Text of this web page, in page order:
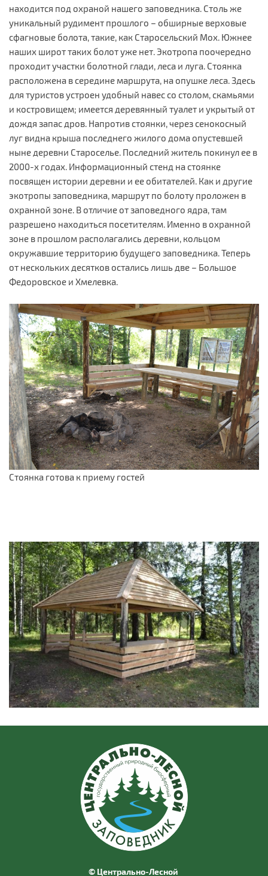
находится под охраной нашего заповедника. Столь же
уникальный рудимент прошлого – обширные верховые
сфагновые болота, такие, как Старосельский Мох. Южнее
наших широт таких болот уже нет. Экотропа поочередно
проходит участки болотной глади, леса и луга. Стоянка
расположена в середине маршрута, на опушке леса. Здесь
для туристов устроен удобный навес со столом, скамьями
и костровищем; имеется деревянный туалет и укрытый от
дождя запас дров. Напротив стоянки, через сенокосный
луг видна крыша последнего жилого дома опустевшей
ныне деревни Староселье. Последний житель покинул ее в
2000-х годах. Информационный стенд на стоянке
посвящен истории деревни и ее обитателей. Как и другие
экотропы заповедника, маршрут по болоту проложен в
охранной зоне. В отличие от заповедного ядра, там
разрешено находиться посетителям. Именно в охранной
зоне в прошлом располагались деревни, кольцом
окружавшие территорию будущего заповедника. Теперь
от нескольких десятков остались лишь две – Большое
Федоровское и Хмелевка.
Стоянка готова к приему гостей
© Центрально-Лесной